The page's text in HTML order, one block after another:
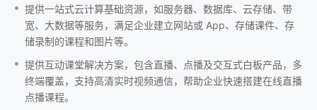
提供一站式云计算基础资源，如服务器、数据库、云存储、带
宽、大数据等服务，满足企业建立网站或 App、存储课件、存
储录制的课程和图片等。
提供互动课堂解决方案，包含直播、点播及交互式白板产品，多
终端覆盖，支持高清实时视频通信，帮助企业快速搭建在线直播
点播课程。